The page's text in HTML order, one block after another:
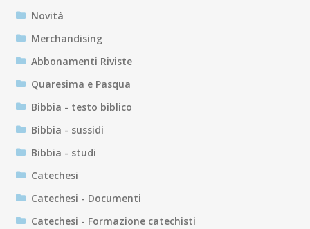
Novità
Merchandising
Abbonamenti Riviste
Quaresima e Pasqua
Bibbia - testo biblico
Bibbia - sussidi
Bibbia - studi
Catechesi
Catechesi - Documenti
Catechesi - Formazione catechisti